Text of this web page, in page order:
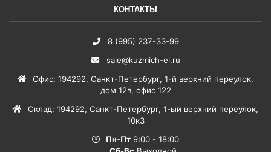
КОНТАКТЫ
8 (995) 237-33-99
sale@kuzmich-el.ru
Офис: 194292, Санкт-Петербург, 1-й верхний переулок,
дом 12в, офис 122
Склад: 194292, Санкт-Петербург, 1-ый верхний переулок,
10к3
Пн-Пт 9:00 - 18:00